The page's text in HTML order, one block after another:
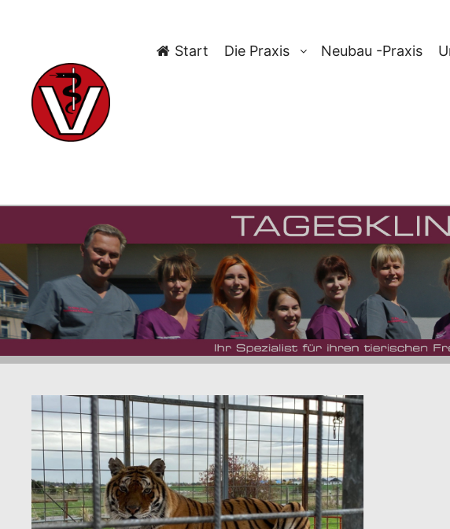
Start Die Praxis Neubau -Praxis
TAG-